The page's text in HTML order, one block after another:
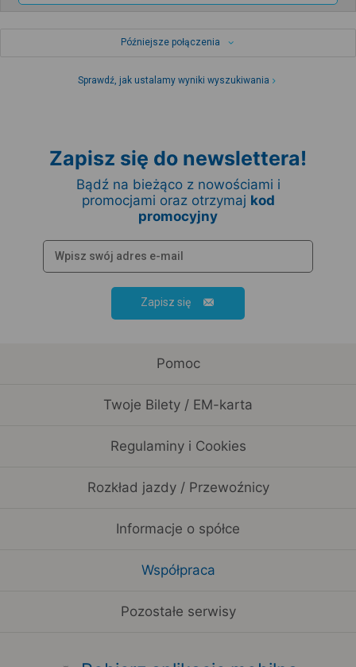
Późniejsze połączenia
Sprawdź, jak ustalamy wyniki wyszukiwania
Zapisz się do newslettera!
Bądź na bieżąco z nowościami i
promocjami oraz otrzymaj kod
promocyjny
Zapisz się
Pomoc
Twoje Bilety / EM-karta
Regulaminy i Cookies
Rozkład jazdy / Przewoźnicy
Informacje o spółce
Współpraca
Pozostałe serwisy